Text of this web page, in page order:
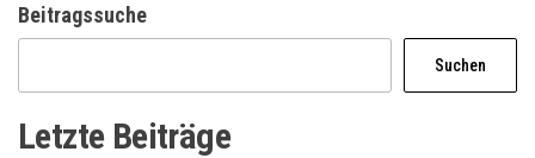
Beitragssuche
Suchen
Letzte Beiträge